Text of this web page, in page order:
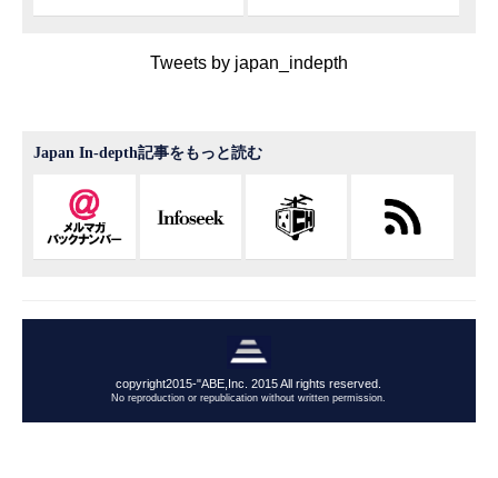
Tweets by japan_indepth
Japan In-depth記事をもっと読む
copyright2015-"ABE,Inc. 2015 All rights reserved.
No reproduction or republication without written permission.